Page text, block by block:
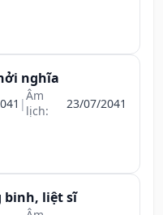
nghĩa
|Âm
lịch:
23/07/2041
binh, liệt sĩ